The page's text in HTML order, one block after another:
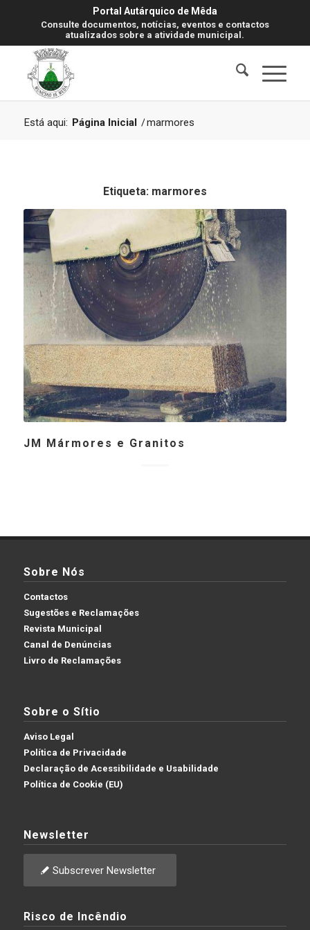
Portal Autárquico de Mêda
Consulte documentos, notícias, eventos e contactos
atualizados sobre a atividade municipal.
Está aqui: Página Inicial /marmores
Etiqueta: marmores
JM Mármores e Granitos
Sobre Nós
Contactos
Sugestões e Reclamações
Revista Municipal
Canal de Denúncias
Livro de Reclamações
Sobre o Sítio
Aviso Legal
Política de Privacidade
Declaração de Acessibilidade e Usabilidade
Política de Cookie (EU)
Newsletter
Subscrever Newsletter
Risco de Incêndio